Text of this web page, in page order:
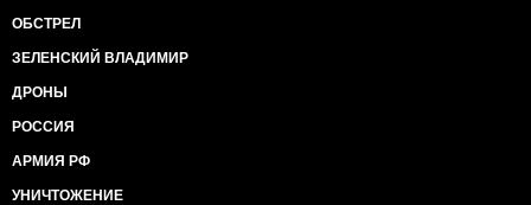
ОБСТРЕЛ
ЗЕЛЕНСКИЙ ВЛАДИМИР
ДРОНЫ
РОССИЯ
АРМИЯ РФ
УНИЧТОЖЕНИЕ